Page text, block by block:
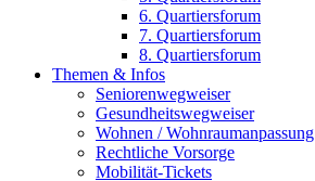
6. Quartiersforum
7. Quartiersforum
8. Quartiersforum
Themen & Infos
Seniorenwegweiser
Gesundheitswegweiser
Wohnen / Wohnraumanpassung
Rechtliche Vorsorge
Mobilität-Tickets